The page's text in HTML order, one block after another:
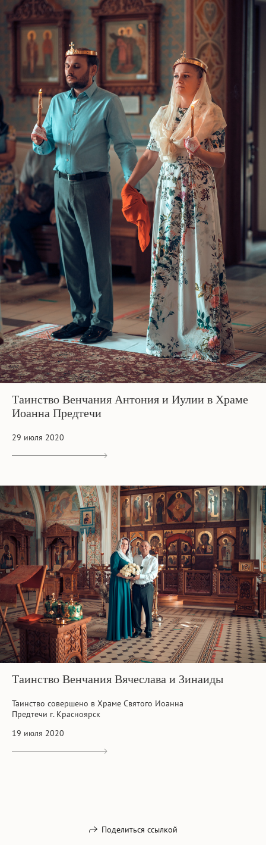
Таинство Венчания Антония и Иулии в Храме
Иоанна Предтечи
29 июля 2020
Таинство Венчания Вячеслава и Зинаиды
Таинство совершено в Храме Святого Иоанна
Предтечи г. Красноярск
19 июля 2020
Поделиться ссылкой